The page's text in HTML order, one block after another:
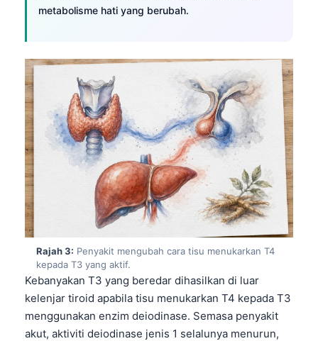
metabolisme hati yang berubah.
Rajah 3: Penyakit mengubah cara tisu menukarkan T4
kepada T3 yang aktif.
Kebanyakan T3 yang beredar dihasilkan di luar
kelenjar tiroid apabila tisu menukarkan T4 kepada T3
menggunakan enzim deiodinase. Semasa penyakit
akut, aktiviti deiodinase jenis 1 selalunya menurun,